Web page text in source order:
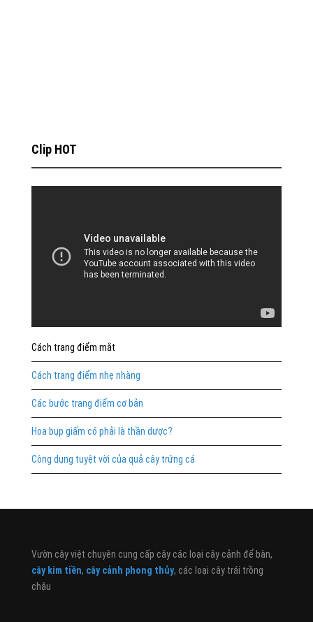
Clip HOT
Cách trang điểm mắt
Cách trang điểm nhẹ nhàng
Các bước trang điểm cơ bản
Hoa bụp giấm có phải là thần dược?
Công dụng tuyệt vời của quả cây trứng cá
Vườn cây việt chuyên cung cấp cây các loại cây cảnh để bàn,
cây kim tiền, cây cảnh phong thủy, các loại cây trái trồng
chậu